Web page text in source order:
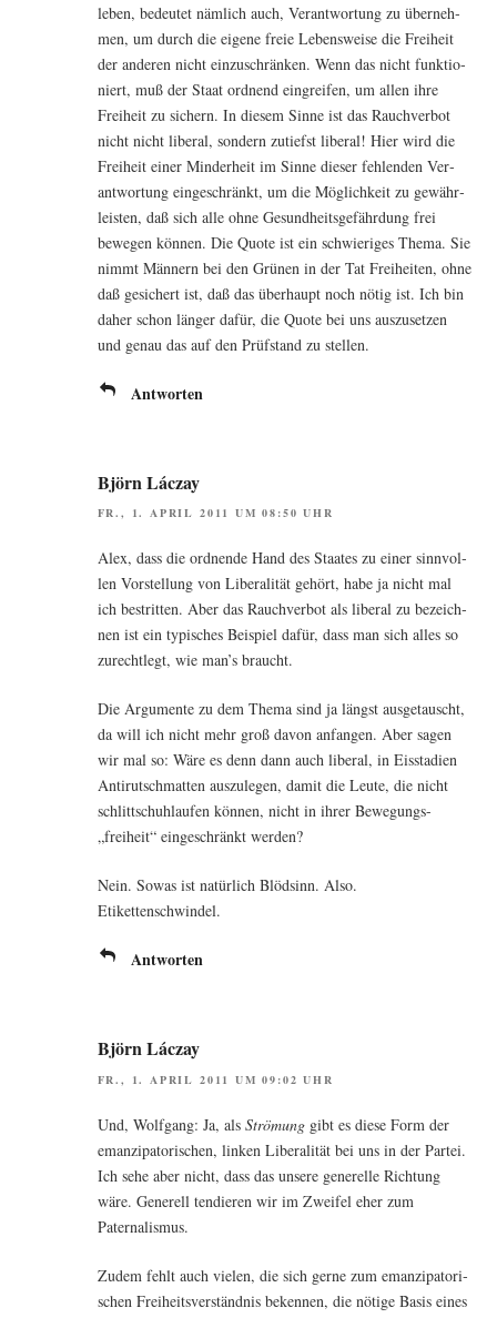
leben, bedeu­tet näm­lich auch, Ver­ant­wor­tung zu über­neh­
men, um durch die eige­ne freie Lebens­wei­se die Frei­heit
der ande­ren nicht ein­zu­schrän­ken. Wenn das nicht funk­tio­
niert, muß der Staat ord­nend ein­grei­fen, um allen ihre
Frei­heit zu sichern. In die­sem Sin­ne ist das Rauch­ver­bot
nicht nicht libe­ral, son­dern zutiefst libe­ral! Hier wird die
Frei­heit einer Min­der­heit im Sin­ne die­ser feh­len­den Ver­
ant­wor­tung ein­ge­schränkt, um die Mög­lich­keit zu gewähr­
leis­ten, daß sich alle ohne Gesund­heits­ge­fähr­dung frei
bewe­gen kön­nen. Die Quo­te ist ein schwie­ri­ges The­ma. Sie
nimmt Män­nern bei den Grü­nen in der Tat Frei­hei­ten, ohne
daß gesi­chert ist, daß das über­haupt noch nötig ist. Ich bin
daher schon län­ger dafür, die Quo­te bei uns aus­zu­set­zen
und genau das auf den Prüf­stand zu stellen.
Antworten
Björn Láczay
FR., 1. APRIL 2011 UM 08:50 UHR
Alex, dass die ord­nen­de Hand des Staa­tes zu einer sinn­vol­
len Vor­stel­lung von Libe­ra­li­tät gehört, habe ja nicht mal
ich bestrit­ten. Aber das Rauch­ver­bot als libe­ral zu bezeich­
nen ist ein typi­sches Bei­spiel dafür, dass man sich alles so
zurecht­legt, wie man’s braucht.
Die Argu­men­te zu dem The­ma sind ja längst aus­ge­tauscht,
da will ich nicht mehr groß davon anfan­gen. Aber sagen
wir mal so: Wäre es denn dann auch libe­ral, in Eis­sta­di­en
Anti­rut­sch­mat­ten aus­zu­le­gen, damit die Leu­te, die nicht
schlitt­schuh­lau­fen kön­nen, nicht in ihrer Bewegungs-
„freiheit“ ein­ge­schränkt werden?
Nein. Sowas ist natür­lich Blöd­sinn. Also.
Etikettenschwindel.
Antworten
Björn Láczay
FR., 1. APRIL 2011 UM 09:02 UHR
Und, Wolf­gang: Ja, als Strö­munggibt es die­se Form der
eman­zi­pa­to­ri­schen, lin­ken Libe­ra­li­tät bei uns in der Par­tei.
Ich sehe aber nicht, dass das unse­re gene­rel­le Rich­tung
wäre. Gene­rell ten­die­ren wir im Zwei­fel eher zum
Paternalismus.
Zudem fehlt auch vie­len, die sich ger­ne zum eman­zi­pa­to­ri­
schen Frei­heits­ver­ständ­nis beken­nen, die nöti­ge Basis eines